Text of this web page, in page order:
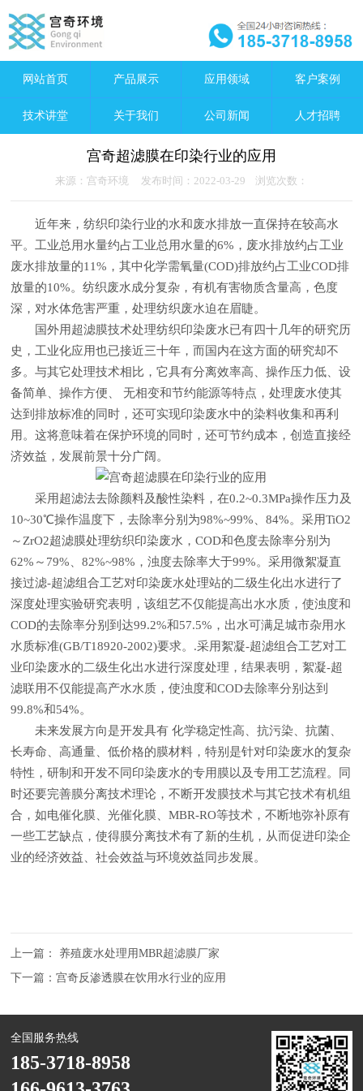
网站首页 产品展示 应用领域 客户案例
技术讲堂 关于我们 公司新闻 人才招聘
宫奇超滤膜在印染行业的应用
来源：宫奇环境 发布时间：2022-03-29 浏览次数：
近年来，纺织印染行业的水和废水排放一直保持在较高水
平。工业总用水量约占工业总用水量的6%，废水排放约占工业
废水排放量的11%，其中化学需氧量(COD)排放约占工业COD排
放量的10%。纺织废水成分复杂，有机有害物质含量高，色度
深，对水体危害严重，处理纺织废水迫在眉睫。
国外用超滤膜技术处理纺织印染废水已有四十几年的研究历
史，工业化应用也已接近三十年，而国内在这方面的研究却不
多。与其它处理技术相比，它具有分离效率高、操作压力低、设
备简单、操作方便、 无相变和节约能源等特点，处理废水使其
达到排放标准的同时，还可实现印染废水中的染料收集和再利
用。这将意味着在保护环境的同时，还可节约成本，创造直接经
济效益，发展前景十分广阔。
采用超滤法去除颜料及酸性染料，在0.2~0.3MPa操作压力及
10~30℃操作温度下，去除率分别为98%~99%、84%。采用TiO2
～ZrO2超滤膜处理纺织印染废水，COD和色度去除率分别为
62%～79%、82%~98%，浊度去除率大于99%。采用微絮凝直
接过滤-超滤组合工艺对印染废水处理站的二级生化出水进行了
深度处理实验研究表明，该组艺不仅能提高出水水质，使浊度和
COD的去除率分别到达99.2%和57.5%，出水可满足城市杂用水
水质标准(GB/T18920-2002)要求。.采用絮凝-超滤组合工艺对工
业印染废水的二级生化出水进行深度处理，结果表明，絮凝-超
滤联用不仅能提高产水水质，使浊度和COD去除率分别达到
99.8%和54%。
未来发展方向是开发具有 化学稳定性高、抗污染、抗菌、
长寿命、高通量、低价格的膜材料，特别是针对印染废水的复杂
特性，研制和开发不同印染废水的专用膜以及专用工艺流程。同
时还要完善膜分离技术理论，不断开发膜技术与其它技术有机组
合，如电催化膜、光催化膜、MBR-RO等技术，不断地弥补原有
一些工艺缺点，使得膜分离技术有了新的生机，从而促进印染企
业的经济效益、社会效益与环境效益同步发展。
上一篇： 养殖废水处理用MBR超滤膜厂家
下一篇：宫奇反渗透膜在饮用水行业的应用
全国服务热线
185-3718-8958